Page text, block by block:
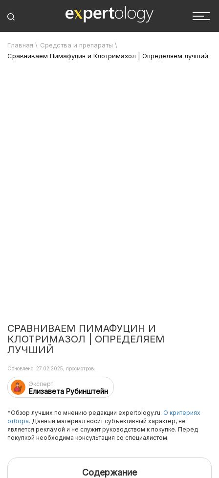
Главная \ Средства и препараты \
Сравниваем Пимафуцин и Клотримазол | Определяем лучший
СРАВНИВАЕМ ПИМАФУЦИН И
КЛОТРИМАЗОЛ | ОПРЕДЕЛЯЕМ
ЛУЧШИЙ
Эксперт
Елизавета Рубинштейн
Обновлено: 27.02.2025, просмотров:
*Обзор лучших по мнению редакции expertology.ru. О критериях
отбора. Данный материал носит субъективный характер, не
является рекламой и не служит руководством к покупке. Перед
покупкой необходима консультация со специалистом.
Содержание